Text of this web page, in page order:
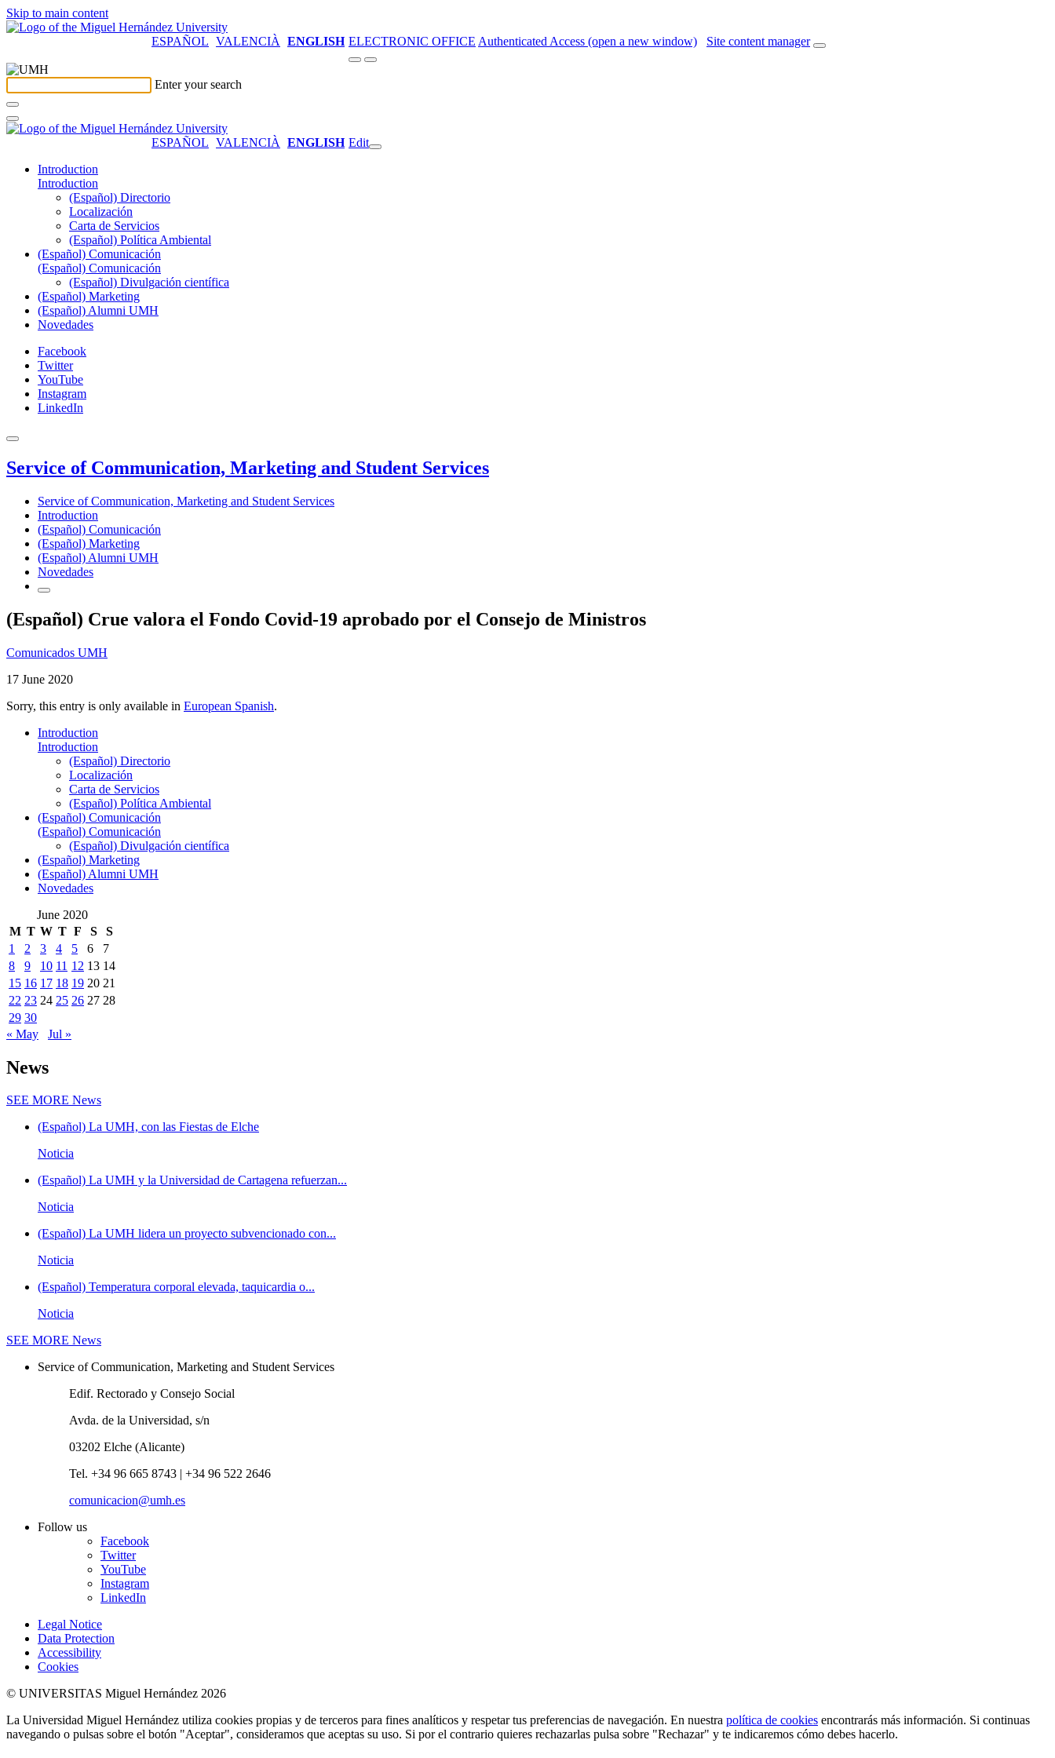
Skip to main content
ESPAÑOL VALENCIÀ ENGLISH ELECTRONIC OFFICE Authenticated Access (open a new window) Site content manager
Enter your search
ESPAÑOL VALENCIÀ ENGLISH Edit
Introduction
Introduction
(Español) Directorio
Localización
Carta de Servicios
(Español) Política Ambiental
(Español) Comunicación
(Español) Comunicación
(Español) Divulgación científica
(Español) Marketing
(Español) Alumni UMH
Novedades
Facebook
Twitter
YouTube
Instagram
LinkedIn
Service of Communication, Marketing and Student Services
Service of Communication, Marketing and Student Services
Introduction
(Español) Comunicación
(Español) Marketing
(Español) Alumni UMH
Novedades
(Español) Crue valora el Fondo Covid-19 aprobado por el Consejo de Ministros
Comunicados UMH
17 June 2020
Sorry, this entry is only available in European Spanish.
Introduction
Introduction
(Español) Directorio
Localización
Carta de Servicios
(Español) Política Ambiental
(Español) Comunicación
(Español) Comunicación
(Español) Divulgación científica
(Español) Marketing
(Español) Alumni UMH
Novedades
June 2020
M T W T F S
S
1
2 3 4 5 6
7
8
9 10 11 12 13 14
15 16 17 18 19 20 21
22 23 24 25 26 27 28
29 30
« May
Jul »
News
SEE MORE News
(Español) La UMH, con las Fiestas de Elche
Noticia
(Español) La UMH y la Universidad de Cartagena refuerzan...
Noticia
(Español) La UMH lidera un proyecto subvencionado con...
Noticia
(Español) Temperatura corporal elevada, taquicardia o...
Noticia
SEE MORE News
Service of Communication, Marketing and Student Services
Edif. Rectorado y Consejo Social
Avda. de la Universidad, s/n
03202 Elche (Alicante)
Tel. +34 96 665 8743 | +34 96 522 2646
comunicacion@umh.es
Follow us
Facebook
Twitter
YouTube
Instagram
LinkedIn
Legal Notice
Data Protection
Accessibility
Cookies
© UNIVERSITAS Miguel Hernández 2026
La Universidad Miguel Hernández utiliza cookies propias y de terceros para fines analíticos y respetar tus preferencias de navegación. En nuestra política de cookies encontrarás más información. Si continuas
navegando o pulsas sobre el botón "Aceptar", consideramos que aceptas su uso. Si por el contrario quieres rechazarlas pulsa sobre "Rechazar" y te indicaremos cómo debes hacerlo.